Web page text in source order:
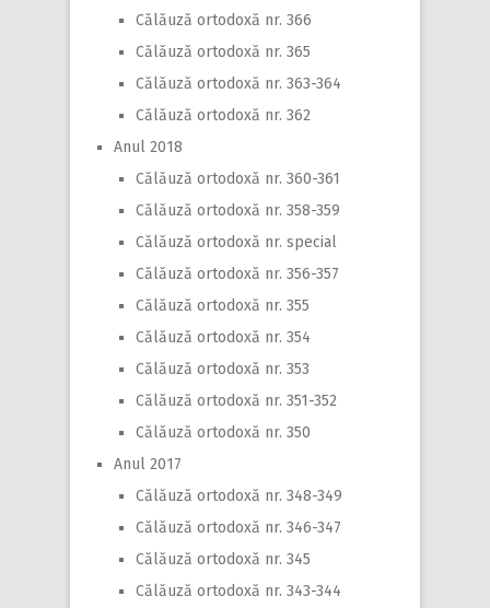
Călăuză ortodoxă nr. 366
Călăuză ortodoxă nr. 365
Călăuză ortodoxă nr. 363-364
Călăuză ortodoxă nr. 362
Anul 2018
Călăuză ortodoxă nr. 360-361
Călăuză ortodoxă nr. 358-359
Călăuză ortodoxă nr. special
Călăuză ortodoxă nr. 356-357
Călăuză ortodoxă nr. 355
Călăuză ortodoxă nr. 354
Călăuză ortodoxă nr. 353
Călăuză ortodoxă nr. 351-352
Călăuză ortodoxă nr. 350
Anul 2017
Călăuză ortodoxă nr. 348-349
Călăuză ortodoxă nr. 346-347
Călăuză ortodoxă nr. 345
Călăuză ortodoxă nr. 343-344